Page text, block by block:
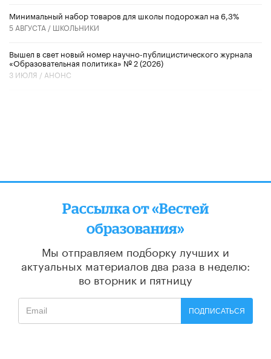
Минимальный набор товаров для школы подорожал на 6,3%
5 АВГУСТА / ШКОЛЬНИКИ
Вышел в свет новый номер научно-публицистического журнала
«Образовательная политика» № 2 (2026)
3 ИЮЛЯ / АНОНС
Рассылка от «Вестей
образования»
Мы отправляем подборку лучших и
актуальных материалов два раза в неделю:
во вторник и пятницу
ПОДПИСАТЬСЯ